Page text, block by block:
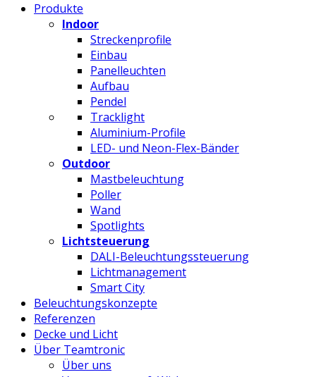
Produkte
Indoor
Streckenprofile
Einbau
Panelleuchten
Aufbau
Pendel
Tracklight
Aluminium-Profile
LED- und Neon-Flex-Bänder
Outdoor
Mastbeleuchtung
Poller
Wand
Spotlights
Lichtsteuerung
DALI-Beleuchtungssteuerung
Lichtmanagement
Smart City
Beleuchtungskonzepte
Referenzen
Decke und Licht
Über Teamtronic
Über uns